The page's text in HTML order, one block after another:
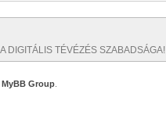
DIGITÁLIS TÉVÉZÉS SZABADSÁGA!
MyBB Group.